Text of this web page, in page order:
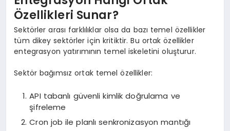
Özellikleri Sunar?
Sektörler arası farklılıklar olsa da bazı temel özellikler
tüm dikey sektörler için kritiktir. Bu ortak özellikler
entegrasyon yatırımının temel iskeletini oluşturur.
Sektör bağımsız ortak temel özellikler:
API tabanlı güvenli kimlik doğrulama ve
şifreleme
Cron job ile planlı senkronizasyon mantığı